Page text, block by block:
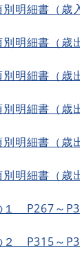
明細書（歳
明細書（
明細書（
明細書（
明細書（
明細書（
１ P267～
２ P315～